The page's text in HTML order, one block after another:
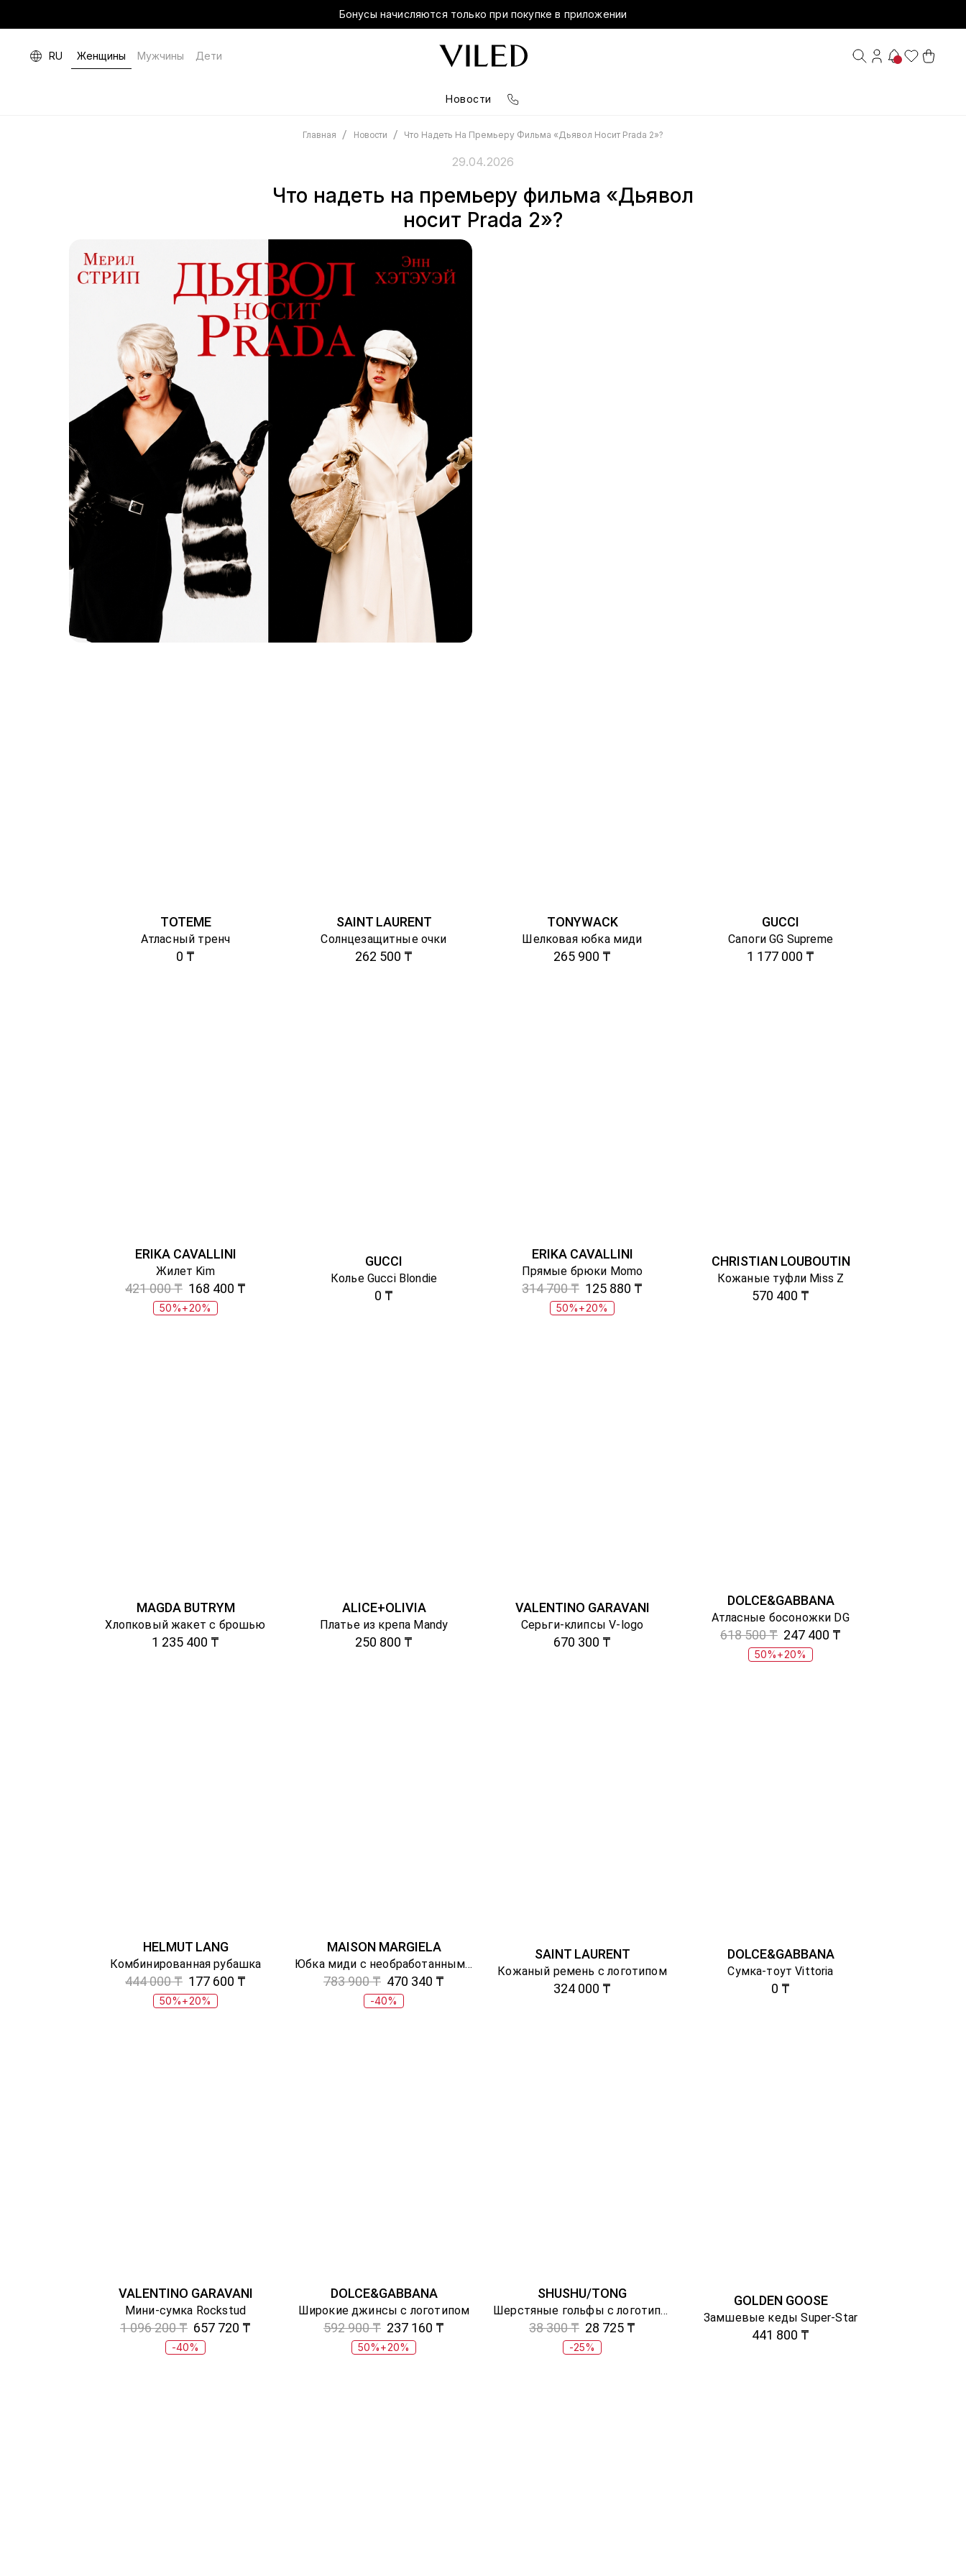
Бонусы начисляются только при покупке в приложении
RU Женщины Мужчины Дети
Новости
Главная / Новости / Что Надеть На Премьеру Фильма «Дьявол Носит Prada 2»?
29.04.2026
Что надеть на премьеру фильма «Дьявол
носит Prada 2»?
TOTEME
Атласный тренч
0 ₸
SAINT LAURENT
Солнцезащитные очки
262 500 ₸
TONYWACK
Шелковая юбка миди
265 900 ₸
GUCCI
Сапоги GG Supreme
1 177 000 ₸
ERIKA CAVALLINI
Жилет Kim
421 000 ₸ 168 400 ₸
50%+20%
GUCCI
Колье Gucci Blondie
0 ₸
ERIKA CAVALLINI
Прямые брюки Momo
314 700 ₸ 125 880 ₸
50%+20%
CHRISTIAN LOUBOUTIN
Кожаные туфли Miss Z
570 400 ₸
MAGDA BUTRYM
Хлопковый жакет с брошью
1 235 400 ₸
ALICE+OLIVIA
Платье из крепа Mandy
250 800 ₸
VALENTINO GARAVANI
Серьги-клипсы V-logo
670 300 ₸
DOLCE&GABBANA
Атласные босоножки DG
618 500 ₸ 247 400 ₸
50%+20%
HELMUT LANG
Комбинированная рубашка
444 000 ₸ 177 600 ₸
50%+20%
MAISON MARGIELA
Юбка миди с необработанным эффектом
783 900 ₸ 470 340 ₸
-40%
SAINT LAURENT
Кожаный ремень с логотипом
324 000 ₸
DOLCE&GABBANA
Сумка-тоут Vittoria
0 ₸
VALENTINO GARAVANI
Мини-сумка Rockstud
1 096 200 ₸ 657 720 ₸
-40%
DOLCE&GABBANA
Широкие джинсы с логотипом
592 900 ₸ 237 160 ₸
50%+20%
SHUSHU/TONG
Шерстяные гольфы с логотипом
38 300 ₸ 28 725 ₸
-25%
GOLDEN GOOSE
Замшевые кеды Super-Star
441 800 ₸